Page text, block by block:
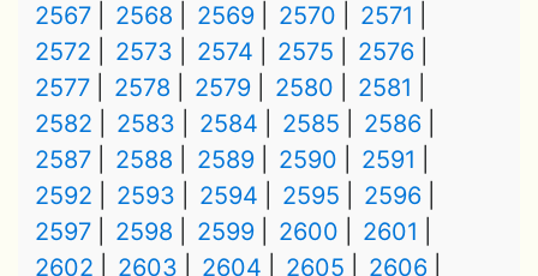
2567
2568 2569 2570
2571
2572
2573 2574 2575
2576
2577
2578 2579 2580
2581
2582
2583 2584 2585
2586
2587
2588 2589 2590
2591
2592
2593 2594 2595
2596
2597
2598 2599 2600
2601
2602
2603 2604 2605
2606